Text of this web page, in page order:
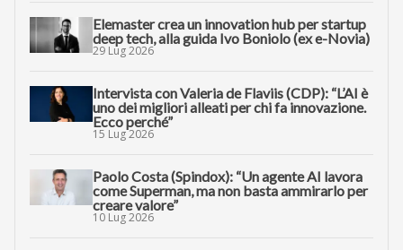
Elemaster crea un innovation hub per startup
deep tech, alla guida Ivo Boniolo (ex e-Novia)
29 Lug 2026
Intervista con Valeria de Flaviis (CDP): “L’AI è
uno dei migliori alleati per chi fa innovazione.
Ecco perché”
15 Lug 2026
Paolo Costa (Spindox): “Un agente AI lavora
come Superman, ma non basta ammirarlo per
creare valore”
10 Lug 2026